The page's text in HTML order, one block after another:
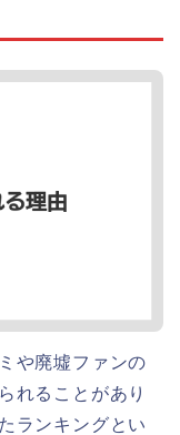
や廃墟ファンの
れることがあり
ランキングとい